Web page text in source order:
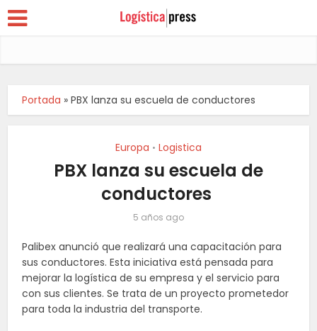
Portada »PBX lanza su escuela de conductores
Europa • Logistica
PBX lanza su escuela de
conductores
5 años ago
Palibex anunció que realizará una capacitación para
sus conductores. Esta iniciativa está pensada para
mejorar la logística de su empresa y el servicio para
con sus clientes. Se trata de un proyecto prometedor
para toda la industria del transporte.